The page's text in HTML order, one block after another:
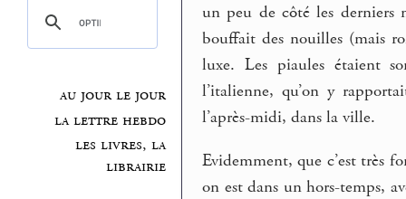
au jour le jour
la lettre hebdo
les livres, la
librairie
un peu de côté les derniers
bouffait des nouilles (mais
luxe. Les piaules étaient
l’italienne, qu’on y
l’après-midi, dans la ville.
Evidemment, que c’est très
on est dans un hors-temps,